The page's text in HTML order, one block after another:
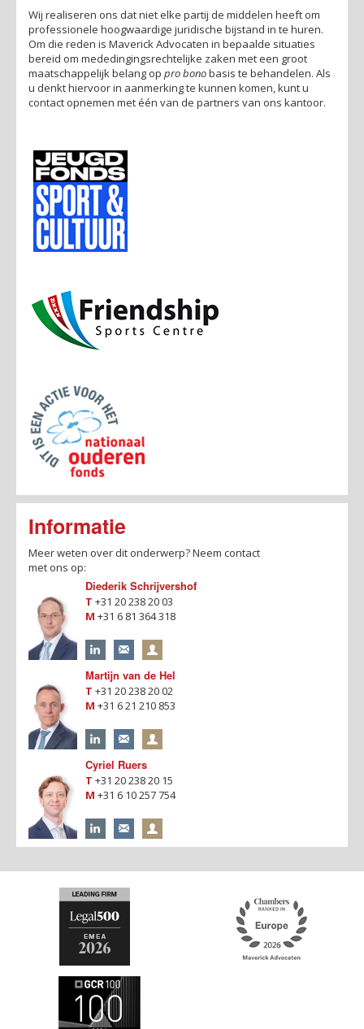
Wij realiseren ons dat niet elke partij de middelen heeft om
professionele hoogwaardige juridische bijstand in te huren.
Om die reden is Maverick Advocaten in bepaalde situaties
bereid om mededingingsrechtelijke zaken met een groot
maatschappelijk belang op pro bonobasis te behandelen. Als
u denkt hiervoor in aanmerking te kunnen komen, kunt u
contact opnemen met één van de partners van ons kantoor.
Informatie
Meer weten over dit onderwerp?Neem contact
met ons op:
Diederik Schrijvershof
T +31 20 238 20 03
M +31 6 81 364 318
Martijn van de Hel
T +31 20 238 20 02
M +31 6 21 210 853
Cyriel Ruers
T +31 20 238 20 15
M +31 6 10 257 754